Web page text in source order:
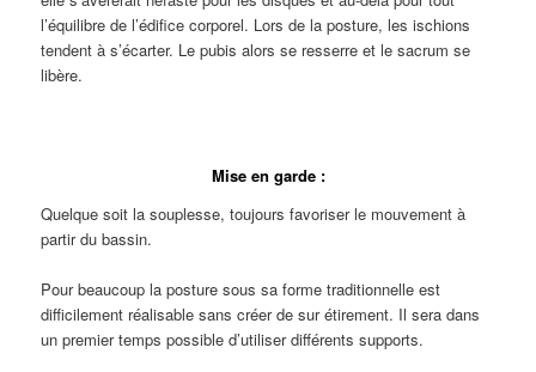
l’équilibre de l’édifice corporel. Lors de la posture, les ischions
tendent à s’écarter. Le pubis alors se resserre et le sacrum se
libère.
Mise en garde :
Quelque soit la souplesse, toujours favoriser le mouvement à
partir du bassin.
Pour beaucoup la posture sous sa forme traditionnelle est
difficilement réalisable sans créer de sur étirement. Il sera dans
un premier temps possible d’utiliser différents supports.